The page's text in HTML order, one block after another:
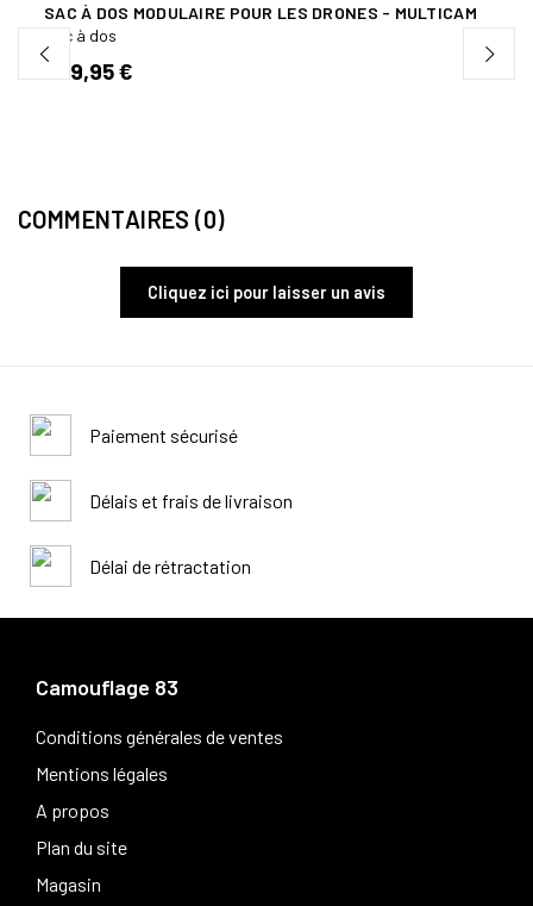
SAC À DOS MODULAIRE POUR LES DRONES - MULTICAM
Sac à dos
299,95 €
COMMENTAIRES (0)
Cliquez ici pour laisser un avis
Paiement sécurisé
Délais et frais de livraison
Délai de rétractation
Camouflage 83
Conditions générales de ventes
Mentions légales
A propos
Plan du site
Magasin